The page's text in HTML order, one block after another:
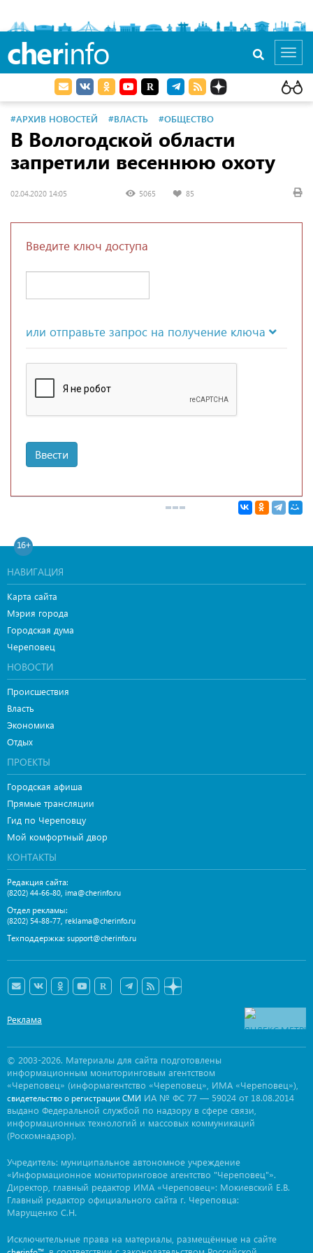
cherinfo
#АРХИВ НОВОСТЕЙ #ВЛАСТЬ #ОБЩЕСТВО
В Вологодской области
запретили весеннюю охоту
02.04.2020 14:05 5065 85
Введите ключ доступа
или отправьте запрос на получение ключа
Ввести
16+
НАВИГАЦИЯ
Карта сайта
Мэрия города
Городская дума
Череповец
НОВОСТИ
Происшествия
Власть
Экономика
Отдых
ПРОЕКТЫ
Городская афиша
Прямые трансляции
Гид по Череповцу
Мой комфортный двор
КОНТАКТЫ
Редакция сайта:
(8202) 44-66-80 ima@cherinfo.ru
Отдел рекламы:
(8202) 54-88-77 reklama@cherinfo.ru
Техподдержка: support@cherinfo.ru
Реклама
© 2003-2026. Материалы для сайта подготовлены
информационным мониторинговым агентством
«Череповец» (информагентство «Череповец», ИМА «Череповец»),
свидетельство о регистрации СМИ ИА № ФС 77 — 59024 от 18.08.2014
выдано Федеральной службой по надзору в сфере связи,
информационных технологий и массовых коммуникаций
(Роскомнадзор).
Учредитель: муниципальное автономное учреждение
«Информационное мониторинговое агентство "Череповец"».
Директор, главный редактор ИМА «Череповец»: Мокиевский Е.В.
Главный редактор официального сайта г. Череповца:
Марущенко С.Н.
Исключительные права на материалы, размещённые на сайте